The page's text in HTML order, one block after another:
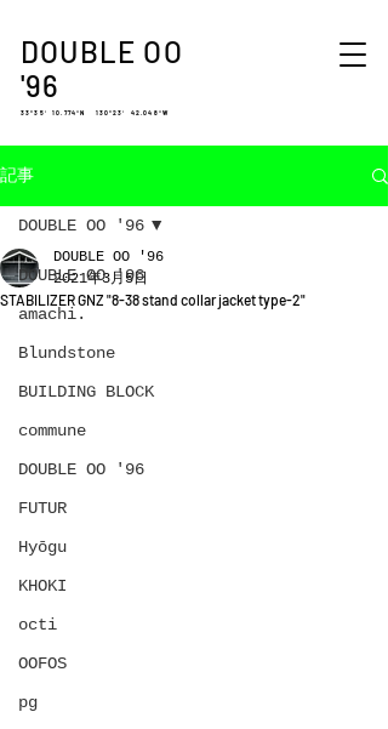
DOUBLE OO
'96
33°35′ 10.774″N 130°23′ 42.048″W
記事
DOUBLE OO '96
amachi.
Blundstone
BUILDING BLOCK
commune
DOUBLE OO '96
FUTUR
Hyōgu
KHOKI
octi
OOFOS
pg
DOUBLE OO '96
STABILIZER GNZ "8-38 stand collar jacket type-2"
DOUBLE OO '96
2021年3月5日